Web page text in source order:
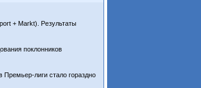
+ Markt). Результаты
поклонников
Премьер-лиги стало гораздно